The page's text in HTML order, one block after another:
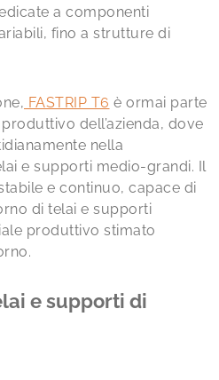
a componenti
fino a strutture di
FASTRIP T6 è ormai parte
dell’azienda, dove
nella
e supporti medio-grandi. Il
e continuo, capace di
di telai e supporti
produttivo stimato
e supporti di